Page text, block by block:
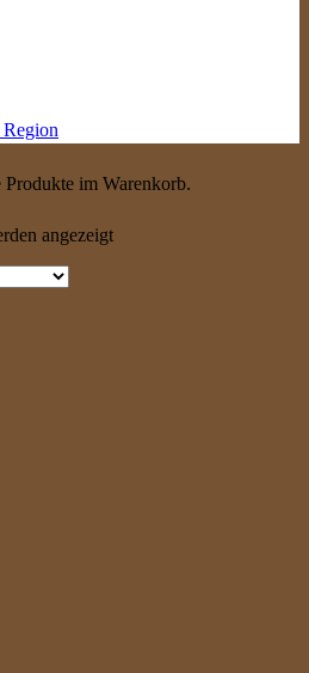
im Warenkorb.
angezeigtNach